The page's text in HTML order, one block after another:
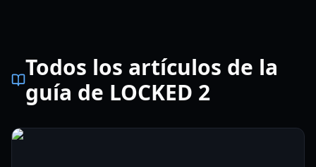
Todos los artículos de la
guía de LOCKED 2